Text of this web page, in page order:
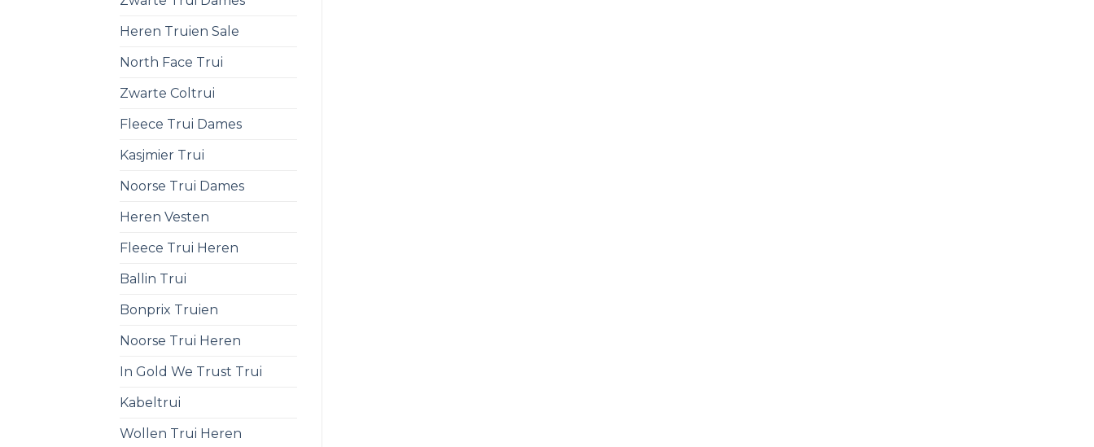
Heren Truien Sale
North Face Trui
Zwarte Coltrui
Fleece Trui Dames
Kasjmier Trui
Noorse Trui Dames
Heren Vesten
Fleece Trui Heren
Ballin Trui
Bonprix Truien
Noorse Trui Heren
In Gold We Trust Trui
Kabeltrui
Wollen Trui Heren